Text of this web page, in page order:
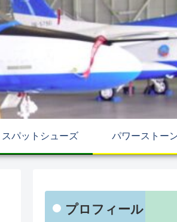
スパットシューズ パワーストー
プロフィール